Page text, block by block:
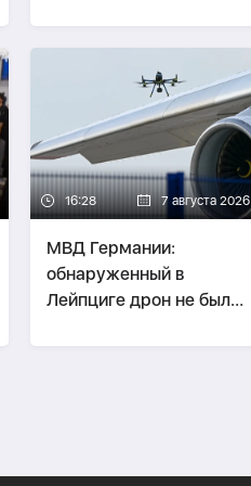
16:28 7 августа 2026
МВД Германии:
обнаруженный в
Лейпциге дрон не был
боеприпасов